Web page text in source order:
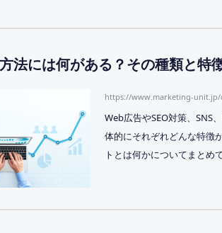
法には何がある？その種類と特
https://www.marketing-unit.jp/
Web広告やSEO対策、SNS
体的にそれぞれどんな特徴
トとは何かについてまとめ